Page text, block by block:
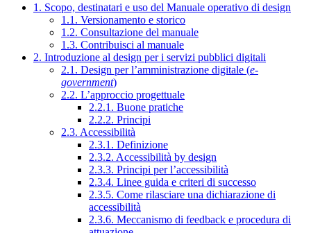
1. Scopo, destinatari e uso del Manuale operativo di design
1.1. Versionamento e storico
1.2. Consultazione del manuale
1.3. Contribuisci al manuale
2. Introduzione al design per i servizi pubblici digitali
2.1. Design per l’amministrazione digitale (e-
government)
2.2. L’approccio progettuale
2.2.1. Buone pratiche
2.2.2. Principi
2.3. Accessibilità
2.3.1. Definizione
2.3.2. Accessibilità by design
2.3.3. Principi per l’accessibilità
2.3.4. Linee guida e criteri di successo
2.3.5. Come rilasciare una dichiarazione di
accessibilità
2.3.6. Meccanismo di feedback e procedura di